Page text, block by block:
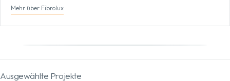
Mehr über Fibrolux
Ausgewählte Projekte